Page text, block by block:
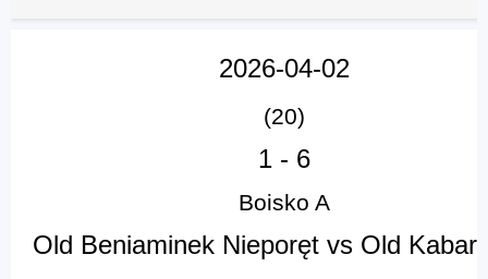
2026-04-02
(20)
1- 6
Boisko A
Old Beniaminek Nieporęt vs Old